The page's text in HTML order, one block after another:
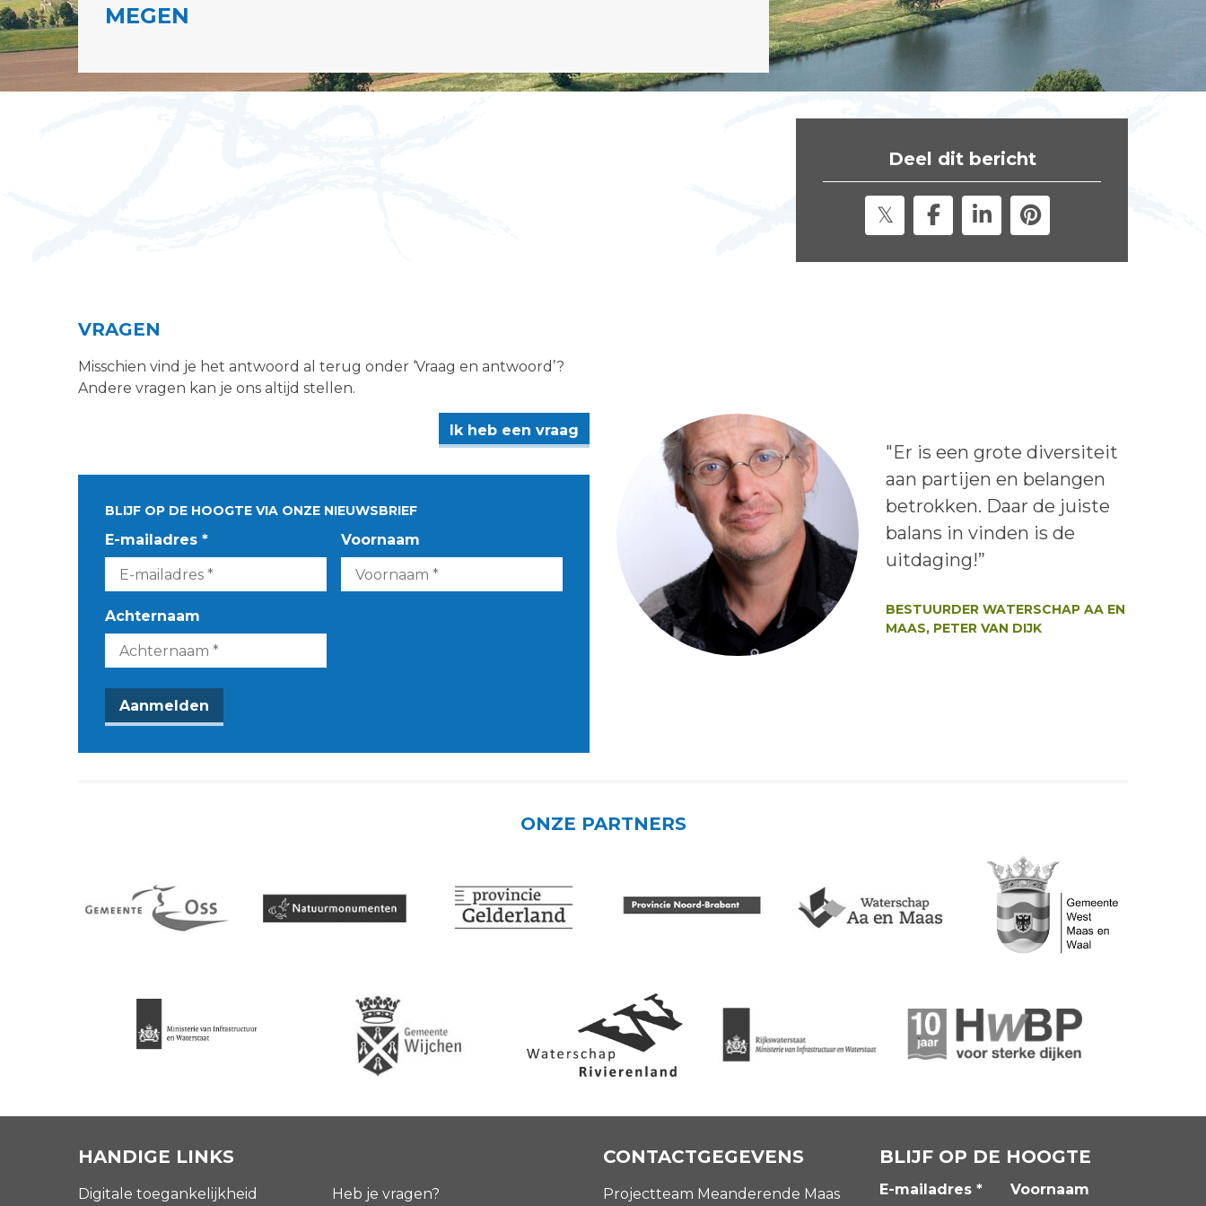
MEGEN
Deel dit bericht
VRAGEN
Misschien vind je het antwoord al terug onder ‘Vraag en antwoord’?
Andere vragen kan je ons altijd stellen.
Ik heb een vraag
BLIJF OP DE HOOGTE VIA ONZE NIEUWSBRIEF
E-mailadres * Voornaam
Achternaam
Lees het bericht:
"Er is een grote diversiteit
aan partijen en belangen
betrokken. Daar de juiste
balans in vinden is de
uitdaging!”
BESTUURDER WATERSCHAP AA EN
MAAS, PETER VAN DIJK
ONZE PARTNERS
HANDIGE LINKS
Digitale toegankelijkheid Heb je vragen?
CONTACTGEGEVENS
Projectteam Meanderende Maas
BLIJF OP DE HOOGTE
E-mailadres * Voornaam